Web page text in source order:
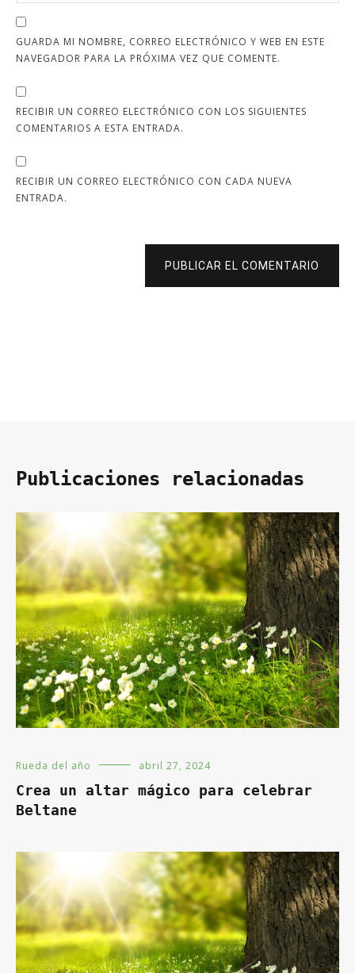
GUARDA MI NOMBRE, CORREO ELECTRÓNICO Y WEB EN ESTE
NAVEGADOR PARA LA PRÓXIMA VEZ QUE COMENTE.
RECIBIR UN CORREO ELECTRÓNICO CON LOS SIGUIENTES
COMENTARIOS A ESTA ENTRADA.
RECIBIR UN CORREO ELECTRÓNICO CON CADA NUEVA
ENTRADA.
PUBLICAR EL COMENTARIO
Publicaciones relacionadas
Rueda del año abril 27, 2024
Crea un altar mágico para celebrar
Beltane